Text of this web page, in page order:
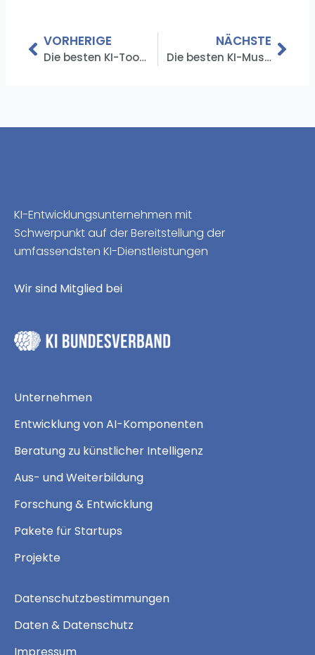
VORHERIGE
Die besten KI-Tools für Unternehmen im Jahr 2024
NÄCHSTE
Die besten KI-Musikgeneratoren zur Verbesserung Ihres Sounds
KI-Entwicklungsunternehmen mit
Schwerpunkt auf der Bereitstellung der
umfassendsten KI-Dienstleistungen
Wir sind Mitglied bei
Unternehmen
Entwicklung von AI-Komponenten
Beratung zu künstlicher Intelligenz
Aus- und Weiterbildung
Forschung & Entwicklung
Pakete für Startups
Projekte
Datenschutzbestimmungen
Daten & Datenschutz